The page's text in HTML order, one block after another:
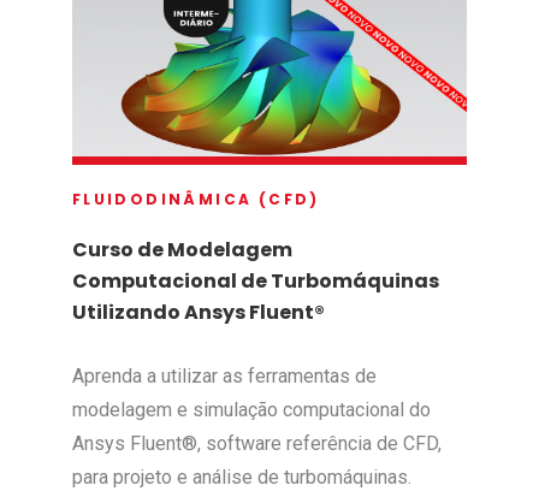
FLUIDODINÂMICA (CFD)
Curso de Modelagem
Computacional de Turbomáquinas
Utilizando Ansys Fluent®
Aprenda a utilizar as ferramentas de
modelagem e simulação computacional do
Ansys Fluent®, software referência de CFD,
para projeto e análise de turbomáquinas.